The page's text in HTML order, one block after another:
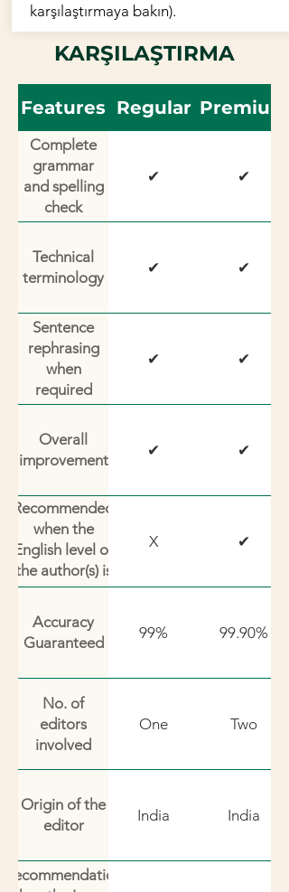
karşılaştırmaya bakın).
KARŞILAŞTIRMA
Features Regular Premium
Complete
grammar
and spelling
check
✔ ✔
Technical
terminology
✔ ✔
Sentence
rephrasing
when
required
✔ ✔
Overall
improvement
✔ ✔
Recommended
when the
English level of
the author(s) is
poor –
X ✔
Accuracy
Guaranteed
99% 99.90%
No. of
editors
involved
One Two
Origin of the
editor
India India
Recommendation